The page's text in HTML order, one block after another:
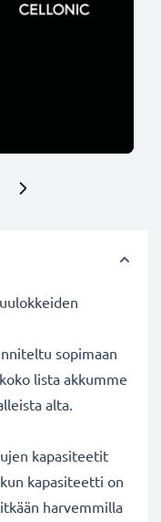
sopimaan
lista akkumme
alta.
kapasiteetit
kapasiteetti on
harvemmilla